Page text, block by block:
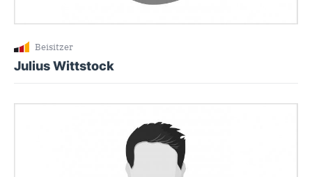
Beisitzer
Julius Wittstock